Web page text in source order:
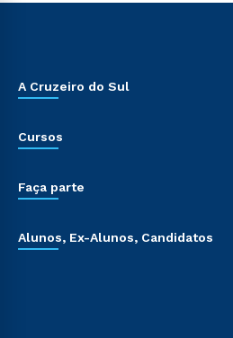
A Cruzeiro do Sul
Cursos
Faça parte
Alunos, Ex-Alunos, Candidatos